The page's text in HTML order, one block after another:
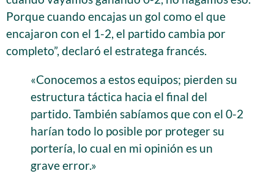
Porque cuando encajas un gol como el que
encajaron con el 1-2, el partido cambia por
completo”, declaró el estratega francés.
«Conocemos a estos equipos; pierden su
estructura táctica hacia el final del
partido. También sabíamos que con el 0-2
harían todo lo posible por proteger su
portería, lo cual en mi opinión es un
grave error.»